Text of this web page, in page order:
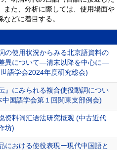
また、分析に際しては、使用場面や
どに着目する。
の使用状況からみる北京語資料の
異について―清末以降を中心に―
語学会2024年度研究総会)
』にみられる複合使役動詞につい
中国語学会第１回関東支部例会)
资料词汇语法研究概观 (中古近代
坊)
における使役表現ー現代中国語と